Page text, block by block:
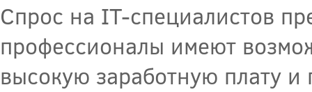
Спрос на IT-специалистов
профессионалы имеют
высокую заработную плату и